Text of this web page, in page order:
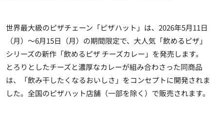
世界最大級のピザチェーン「ピザハット」は、2026年5月11日
（月）～6月15日（月）の期間限定で、大人気「飲めるピザ」
シリーズの新作「飲めるピザ チーズカレー」を発売します。
とろりとしたチーズと濃厚なカレーが組み合わさった同商品
は、「飲み干したくなるおいしさ」をコンセプトに開発されま
した。全国のピザハット店舗（一部を除く）で販売されます。